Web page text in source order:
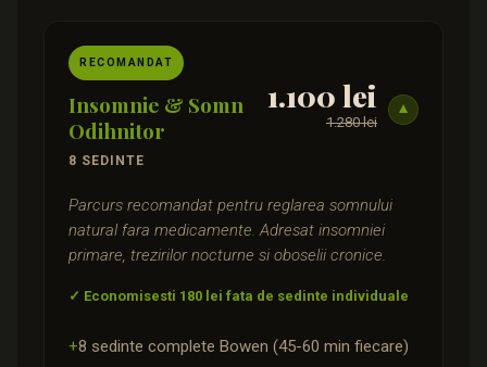
RECOMANDAT
Insomnie & Somn
Odihnitor
8 SEDINTE
1.100 lei
1.280 lei
▼
Parcurs recomandat pentru reglarea somnului
natural fara medicamente. Adresat insomniei
primare, trezirilor nocturne si oboselii cronice.
✓ Economisesti 180 lei fata de sedinte individuale
+8 sedinte complete Bowen (45-60 min fiecare)